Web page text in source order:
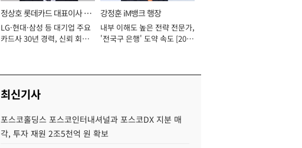
정상호 롯데카드 대표이사 사
장
LG·현대·삼성 등 대기업 주요
카드사 30년 경력, 신뢰 회복
강정훈 iM뱅크 행장
내부 이해도 높은 전략 전문가,
'전국구 은행' 도약 속도 [2026
최신기사
포스코홀딩스 포스코인터내셔널과 포스코DX 지분 매
각, 투자 재원 2조5천억 원 확보